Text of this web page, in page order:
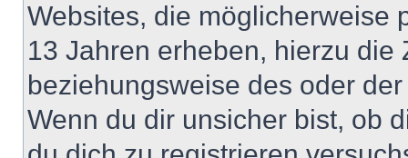
Websites, die möglicherweise
13 Jahren erheben, hierzu die
beziehungsweise des oder
Wenn du dir unsicher bist, ob